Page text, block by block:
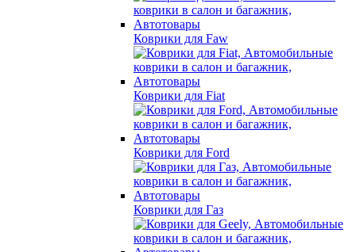
Коврики для Faw
Коврики для Fiat
Коврики для Ford
Коврики для Газ